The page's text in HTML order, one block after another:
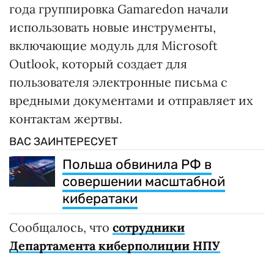
года группировка Gamaredon начали
использовать новые инструменты,
включающие модуль для Microsoft
Outlook, который создает для
пользователя электронные письма с
вредными документами и отправляет их
контактам жертвы.
ВАС ЗАИНТЕРЕСУЕТ
Польша обвинила РФ в
совершении масштабной
кибератаки
Сообщалось, что сотрудники
Департамента киберполиции НПУ